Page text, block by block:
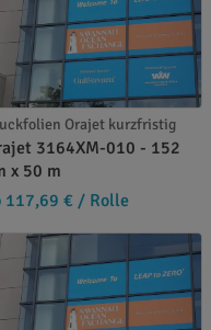
Orajet kurzfristig
3164XM-010 - 152
x 50 m
117,69 € / Rolle